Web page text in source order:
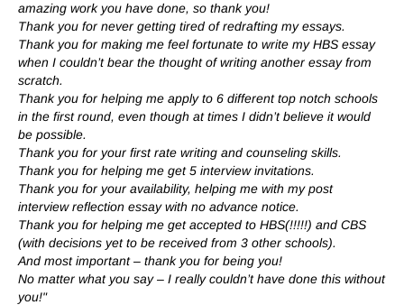
amazing work you have done, so thank you!
Thank you for never getting tired of redrafting my essays.
Thank you for making me feel fortunate to write my HBS essay
when I couldn’t bear the thought of writing another essay from
scratch.
Thank you for helping me apply to 6 different top notch schools
in the first round, even though at times I didn’t believe it would
be possible.
Thank you for your first rate writing and counseling skills.
Thank you for helping me get 5 interview invitations.
Thank you for your availability, helping me with my post
interview reflection essay with no advance notice.
Thank you for helping me get accepted to HBS(!!!!!) and CBS
(with decisions yet to be received from 3 other schools).
And most important – thank you for being you!
No matter what you say – I really couldn’t have done this without
you!"